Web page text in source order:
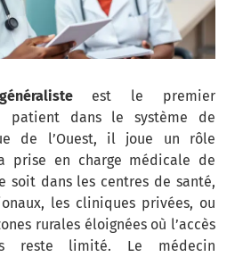
est le premier
patient dans le système de
de l’Ouest, il joue un rôle
prise en charge médicale de
soit dans les centres de santé,
les cliniques privées, ou
rurales éloignées où l’accès
reste limité. Le médecin